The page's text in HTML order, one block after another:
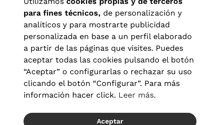
Aviso legal| Política de privacidad Términos y condiciones
Política de cookies|Configuración de cookies
para fines técnicos, de personalización y
analíticos y para mostrarte publicidad
personalizada en base a un perfil elaborado
a partir de las páginas que visites. Puedes
aceptar todas las cookies pulsando el botón
“Aceptar” o configurarlas o rechazar su uso
clicando el botón “Configurar”. Para más
información hacer click. Leer más.
Aceptar